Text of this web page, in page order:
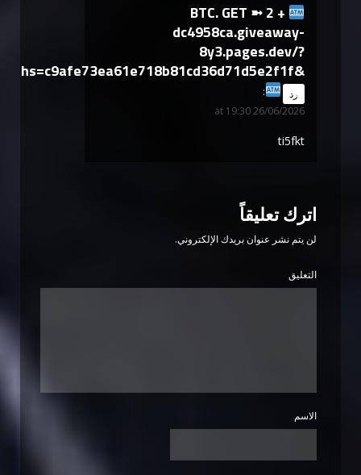
+ 2 BTC. GET ➼
dc4958ca.giveaway-
8y3.pages.dev/?
hs=c9afe73ea61e718b81cd36d71d5e2f1f&
says:
26/06/2026 at 19:30
رد
ti5fkt
اترك تعليقاً
لن يتم نشر عنوان بريدك الإلكتروني.
التعليق
الاسم